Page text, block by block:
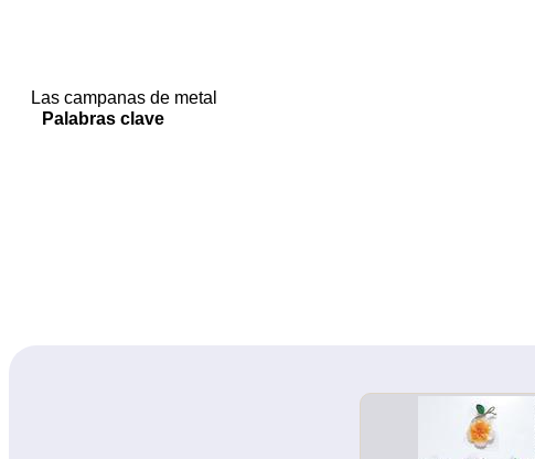
Las campanas de metal
Palabras clave